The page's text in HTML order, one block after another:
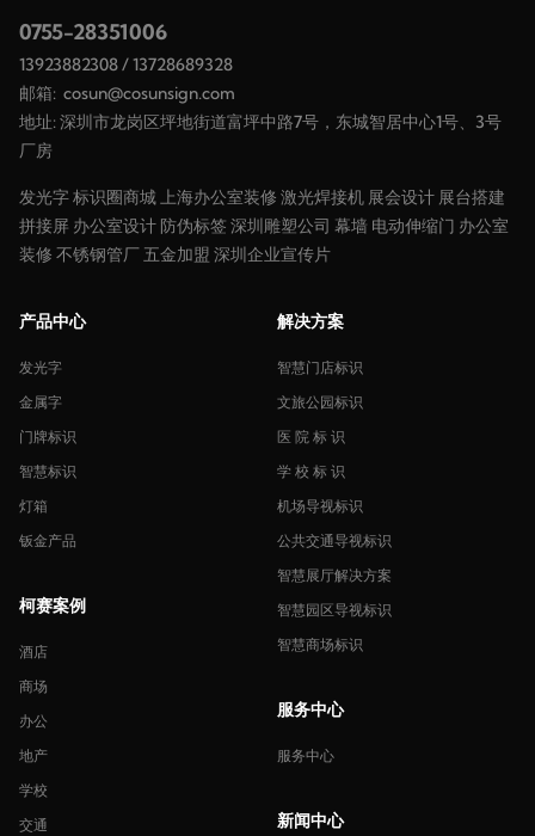
0755-28351006
13923882308/13728689328
邮箱: cosun@cosunsign.com
地址: 深圳市龙岗区坪地街道富坪中路7号，东城智居中心1号、3号
厂房
发光字标识圈商城上海办公室装修 激光焊接机 展会设计 展台搭建
拼接屏 办公室设计 防伪标签 深圳雕塑公司 幕墙 电动伸缩门 办公室
装修 不锈钢管厂 五金加盟 深圳企业宣传片
产品中心
发光字
金属字
门牌标识
智慧标识
灯箱
钣金产品
柯赛案例
酒店
商场
办公
地产
学校
交通
解决方案
智慧门店标识
文旅公园标识
医 院 标 识
学 校 标 识
机场导视标识
公共交通导视标识
智慧展厅解决方案
智慧园区导视标识
智慧商场标识
服务中心
服务中心
新闻中心